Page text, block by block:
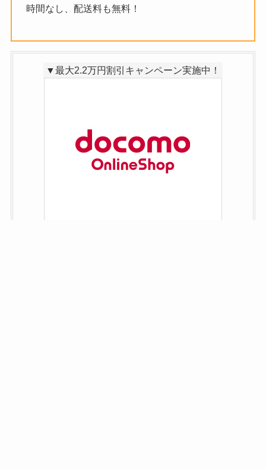
時間なし、配送料も無料！
▼最大2.2万円割引キャンペーン実施中！